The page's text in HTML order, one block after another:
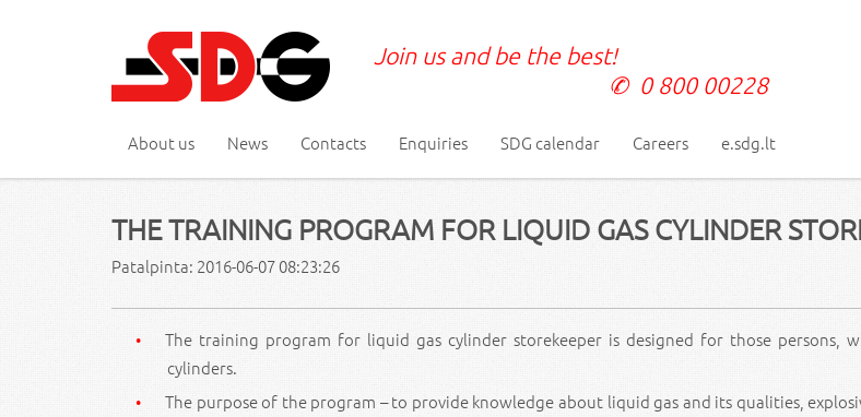
Join us and be the best!
0 800 00228
About us News Contacts Enquiries SDG calendar Careers e.sdg.lt
THE TRAINING PROGRAM FOR LIQUID GAS CYLINDER
Patalpinta: 2016-06-07 08:23:26
The training program for liquid gas cylinder storekeeper is designed for those persons,
cylinders.
The purpose of the program – to provide knowledge about liquid gas and its qualities,